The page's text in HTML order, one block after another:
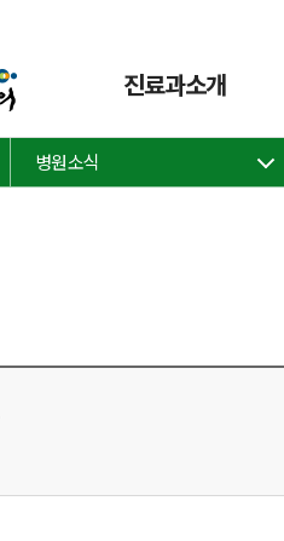
진료과소개
병원소식